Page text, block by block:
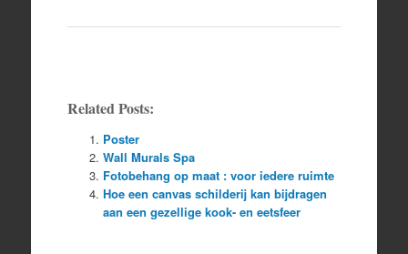
Related Posts:
Poster
Wall Murals Spa
Fotobehang op maat : voor iedere ruimte
Hoe een canvas schilderij kan bijdragen
aan een gezellige kook- en eetsfeer